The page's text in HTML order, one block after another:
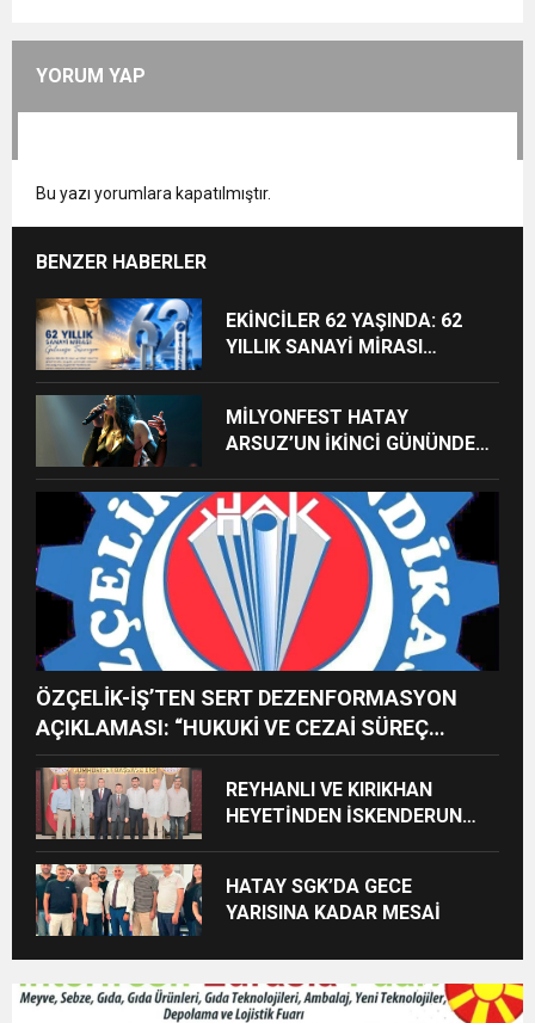
YORUM YAP
Bu yazı yorumlara kapatılmıştır.
BENZER HABERLER
EKİNCİLER 62 YAŞINDA: 62
YILLIK SANAYİ MİRASI
MİLYONFEST HATAY
ARSUZ’UN İKİNCİ GÜNÜNDE
ALACAK
ÖZÇELİK-İŞ’TEN SERT DEZENFORMASYON
AÇIKLAMASI: “HUKUKİ VE CEZAİ SÜREÇ
BAŞLATILDI”
REYHANLI VE KIRIKHAN
HEYETİNDEN İSKENDERUN
HATAY SGK’DA GECE
YARISINA KADAR MESAİ